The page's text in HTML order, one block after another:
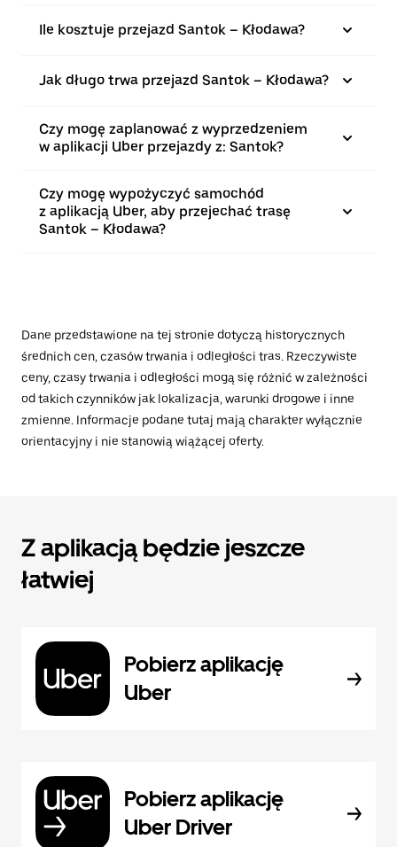
Ile kosztuje przejazd Santok – Kłodawa?
Jak długo trwa przejazd Santok – Kłodawa?
Czy mogę zaplanować z wyprzedzeniem
w aplikacji Uber przejazdy z: Santok?
Czy mogę wypożyczyć samochód
z aplikacją Uber, aby przejechać trasę
Santok – Kłodawa?
Dane przedstawione na tej stronie dotyczą historycznych
średnich cen, czasów trwania i odległości tras. Rzeczywiste
ceny, czasy trwania i odległości mogą się różnić w zależności
od takich czynników jak lokalizacja, warunki drogowe i inne
zmienne. Informacje podane tutaj mają charakter wyłącznie
orientacyjny i nie stanowią wiążącej oferty.
Z aplikacją będzie jeszcze
łatwiej
Pobierz aplikację
Uber
Pobierz aplikację
Uber Driver